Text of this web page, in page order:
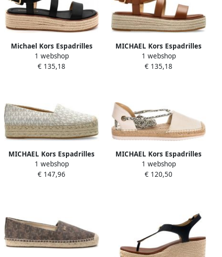
Michael Kors Espadrilles
Lynn Espadrille Sandal in
zwart
1 webshop
€ 135,18
MICHAEL Kors Espadrilles
LYNN ESPADRILLE SANDAL
1 webshop
€ 135,18
MICHAEL Kors Espadrilles
met logoprint model 'LYNN'
1 webshop
€ 147,96
MICHAEL Kors Espadrilles
40S2YAFP2D-LIGHT CREAM
1 webshop
€ 120,50